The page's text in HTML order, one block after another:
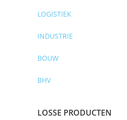
LOGISTIEK
INDUSTRIE
BOUW
BHV
LOSSE PRODUCTEN